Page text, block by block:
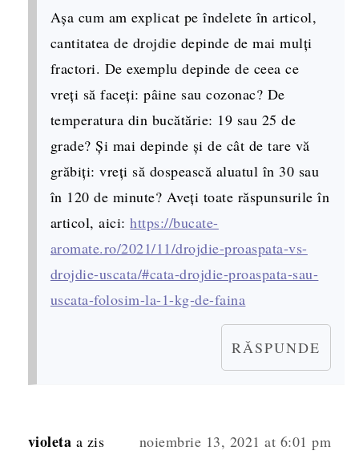
Așa cum am explicat pe îndelete în articol,
cantitatea de drojdie depinde de mai mulți
fractori. De exemplu depinde de ceea ce
vreți să faceți: pâine sau cozonac? De
temperatura din bucătărie: 19 sau 25 de
grade? Și mai depinde și de cât de tare vă
grăbiți: vreți să dospească aluatul în 30 sau
în 120 de minute? Aveți toate răspunsurile în
articol, aici:https://bucate-
aromate.ro/2021/11/drojdie-proaspata-vs-
drojdie-uscata/#cata-drojdie-proaspata-sau-
uscata-folosim-la-1-kg-de-faina
RĂSPUNDE
violeta a zis noiembrie 13, 2021 at 6:01 pm